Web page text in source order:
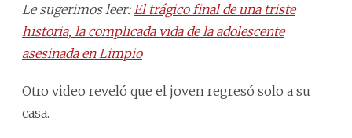
Le sugerimos leer: El trágico final de una triste
historia, la complicada vida de la adolescente
asesinada en Limpio
Otro video reveló que el joven regresó solo a su
casa.